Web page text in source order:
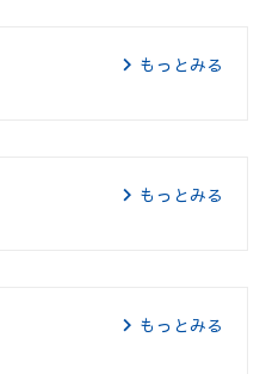
もっとみる
もっとみる
もっとみる